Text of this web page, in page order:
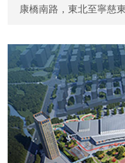
康橋南路，東北至寧慈